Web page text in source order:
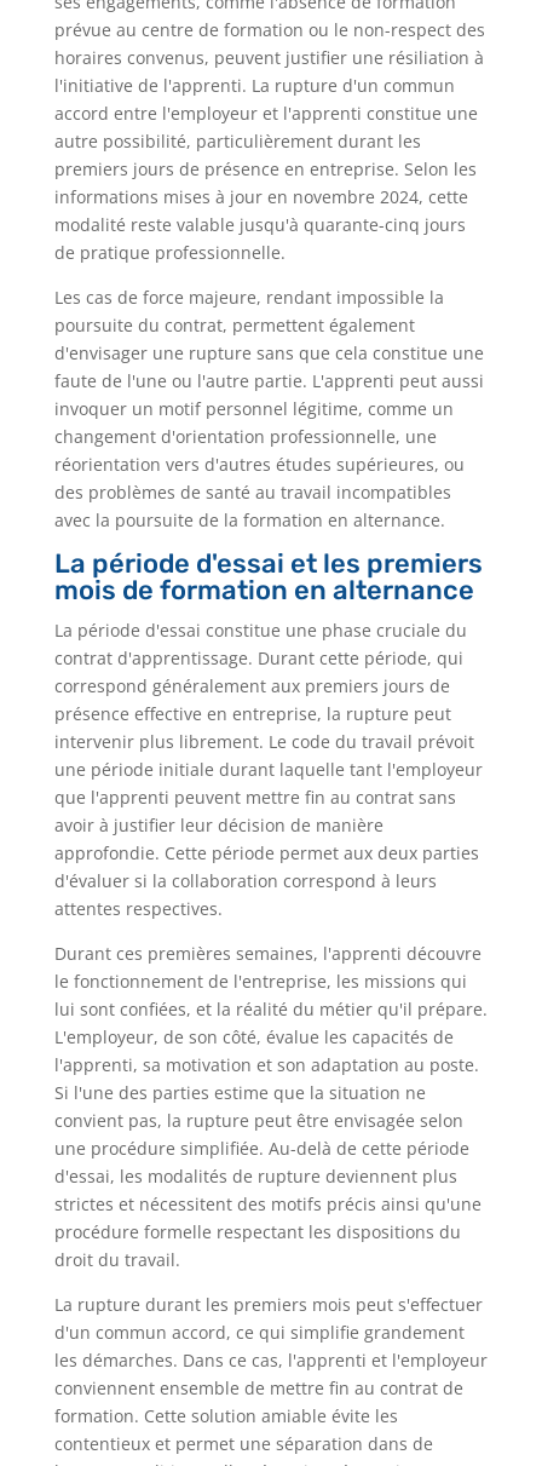
prévue au centre de formation ou le non-respect des
horaires convenus, peuvent justifier une résiliation à
l'initiative de l'apprenti. La rupture d'un commun
accord entre l'employeur et l'apprenti constitue une
autre possibilité, particulièrement durant les
premiers jours de présence en entreprise. Selon les
informations mises à jour en novembre 2024, cette
modalité reste valable jusqu'à quarante-cinq jours
de pratique professionnelle.
Les cas de force majeure, rendant impossible la
poursuite du contrat, permettent également
d'envisager une rupture sans que cela constitue une
faute de l'une ou l'autre partie. L'apprenti peut aussi
invoquer un motif personnel légitime, comme un
changement d'orientation professionnelle, une
réorientation vers d'autres études supérieures, ou
des problèmes de santé au travail incompatibles
avec la poursuite de la formation en alternance.
La période d'essai et les premiers
mois de formation en alternance
La période d'essai constitue une phase cruciale du
contrat d'apprentissage. Durant cette période, qui
correspond généralement aux premiers jours de
présence effective en entreprise, la rupture peut
intervenir plus librement. Le code du travail prévoit
une période initiale durant laquelle tant l'employeur
que l'apprenti peuvent mettre fin au contrat sans
avoir à justifier leur décision de manière
approfondie. Cette période permet aux deux parties
d'évaluer si la collaboration correspond à leurs
attentes respectives.
Durant ces premières semaines, l'apprenti découvre
le fonctionnement de l'entreprise, les missions qui
lui sont confiées, et la réalité du métier qu'il prépare.
L'employeur, de son côté, évalue les capacités de
l'apprenti, sa motivation et son adaptation au poste.
Si l'une des parties estime que la situation ne
convient pas, la rupture peut être envisagée selon
une procédure simplifiée. Au-delà de cette période
d'essai, les modalités de rupture deviennent plus
strictes et nécessitent des motifs précis ainsi qu'une
procédure formelle respectant les dispositions du
droit du travail.
La rupture durant les premiers mois peut s'effectuer
d'un commun accord, ce qui simplifie grandement
les démarches. Dans ce cas, l'apprenti et l'employeur
conviennent ensemble de mettre fin au contrat de
formation. Cette solution amiable évite les
contentieux et permet une séparation dans de